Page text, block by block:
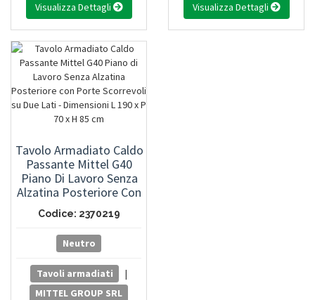
Visualizza Dettagli Visualizza Dettagli
Tavolo Armadiato Caldo
Passante Mittel G40
Piano Di Lavoro Senza
Alzatina Posteriore Con
Porte Scorrevoli Su Due
Lati - Dimensioni L 190 X
P 70 X H 85 Cm
Codice: 2370219
Neutro
Tavoli armadiati
|
MITTEL GROUP SRL